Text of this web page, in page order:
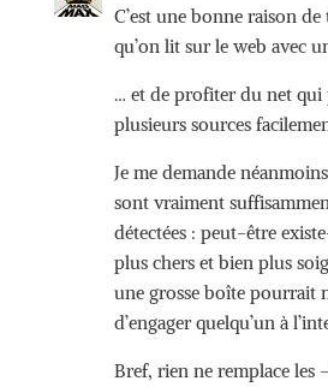
C’est une bonne raison
qu’on lit sur le web avec
… et de profiter du net qui
plusieurs sources
Je me demande
sont vraiment
détectées : peut-être
plus chers et bien plus
une grosse boîte pourrait
d’engager quelqu’un à
Bref, rien ne remplace les